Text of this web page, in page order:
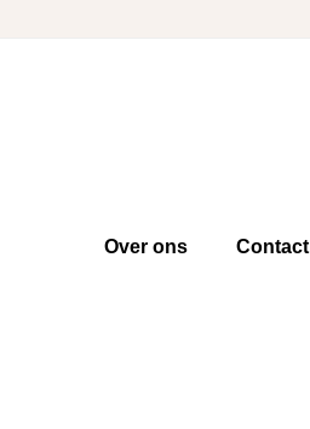
Over ons Contact